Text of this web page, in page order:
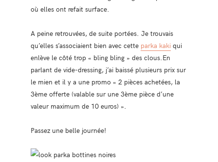
où elles ont refait surface.
A peine retrouvées, de suite portées. Je trouvais
qu’elles s’associaient bien avec cette parka kakiqui
enlève le côté trop « bling bling » des clous.En
parlant de vide-dressing, j’ai baissé plusieurs prix sur
le mien et il y a une promo « 2 pièces achetées, la
3ème offerte (valable sur une 3ème pièce d’une
valeur maximum de 10 euros) ».
Passez une belle journée!